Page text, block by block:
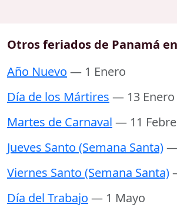
Otros feriados de Panamá
Año Nuevo — 1 Enero
Día de los Mártires — 13 Enero
Martes de Carnaval — 11
Jueves Santo (Semana Santa)—
Viernes Santo (Semana Santa)
Día del Trabajo — 1 Mayo